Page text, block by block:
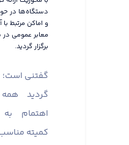
دستگاه‌ها در
و اماکن مرتبط
معابر عمومی
برگزار گردید.
گفتنی است؛
گردید
اهتمام
کمیته